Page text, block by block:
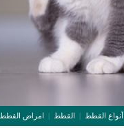
أنواع القطط القطط امراض القطط